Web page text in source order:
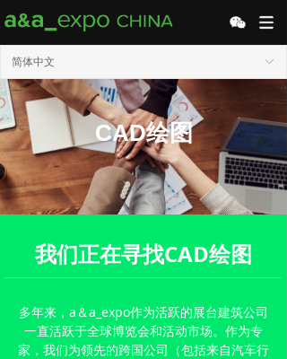
ꀅ
简体中文
CAD绘图
我们正在寻找CAD绘图
多年来，a＆a_ expo作为活跃的展台建筑公司
一直活跃于全球博览会和活动市场。作为专
家，我们为领先的跨国公司（包括来自汽车行